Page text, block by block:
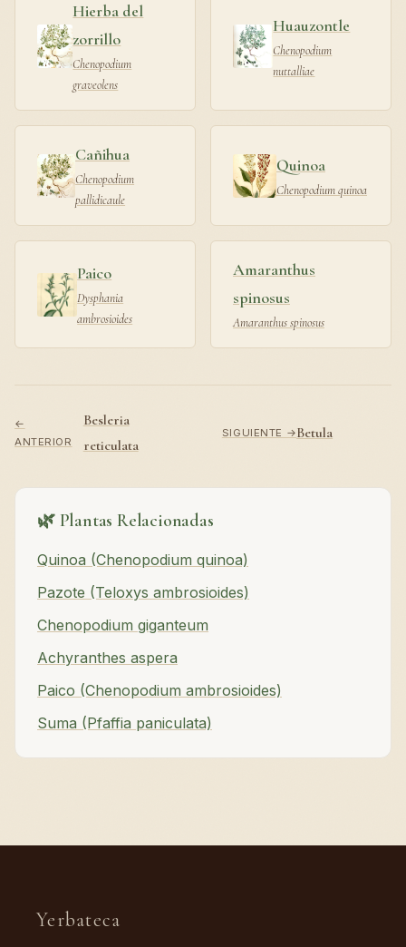
Hierba del
zorrillo
Chenopodium
graveolens
Huauzontle
Chenopodium
nuttalliae
Cañihua
Chenopodium
pallidicaule
Quinoa
Chenopodium quinoa
Paico
Dysphania
ambrosioides
Amaranthus
spinosus
Amaranthus spinosus
←
ANTERIOR
Besleria
reticulata
SIGUIENTE →Betula
🌿 Plantas Relacionadas
Quinoa (Chenopodium quinoa)
Pazote (Teloxys ambrosioides)
Chenopodium giganteum
Achyranthes aspera
Paico (Chenopodium ambrosioides)
Suma (Pfaffia paniculata)
Yerbateca